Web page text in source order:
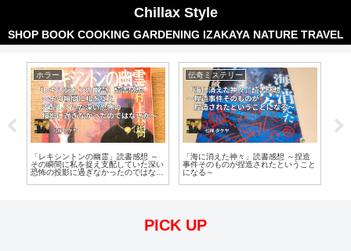
Chillax Style
SHOP BOOK COOKING GARDENING IZAKAYA NATURE TRAVEL
ホラー
「レキシントンの幽霊」読書感想 ～
その瞬間に私を捉え支配していた深い
恐怖の投影に過ぎなかったのではない
伝奇ミステリー
「海に消えた神々」読書感想 ～捏造
事件そのものが捏造されたということ
になる～
PICK UP